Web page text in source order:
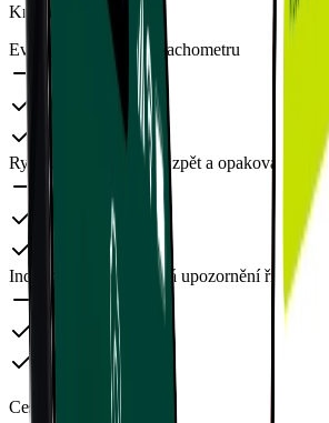
Kniha jízd
Evidence jízd a stavu tachometru
Rychlé vytvoření jízdy zpět a opakování jízdy
Individuální i hromadná upozornění řidičům
Cestovní příkazy